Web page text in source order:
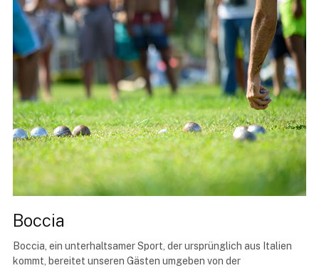
Boccia
Boccia, ein unterhaltsamer Sport, der ursprünglich aus Italien
kommt, bereitet unseren Gästen umgeben von der